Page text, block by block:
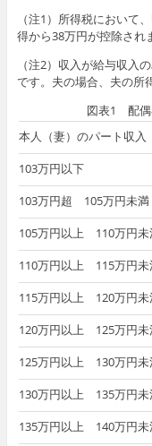
（注1）所得税において
得から38万円が控除され
（注2）収入が給与収入
です。夫の場合、夫の所
図表1 配偶
本人（妻）のパート収入
103万円以下
103万円超 105万円未満
105万円以上 110万円未
110万円以上 115万円未
115万円以上 120万円未
120万円以上 125万円未
125万円以上 130万円未
130万円以上 135万円未
135万円以上 140万円未